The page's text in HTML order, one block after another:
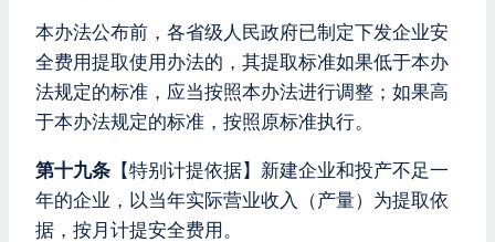
本办法公布前，各省级人民政府已制定下发企业安
全费用提取使用办法的，其提取标准如果低于本办
法规定的标准，应当按照本办法进行调整；如果高
于本办法规定的标准，按照原标准执行。
第十九条 【特别计提依据】新建企业和投产不足一
年的企业，以当年实际营业收入（产量）为提取依
据，按月计提安全费用。